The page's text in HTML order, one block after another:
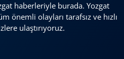
haberleriyle burada. Yozgat
önemli olayları tarafsız ve hızlı
ulaştırıyoruz.